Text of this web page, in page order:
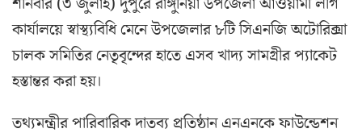
কার্যালয়ে স্বাস্থ্যবিধি মেনে উপজেলার ৮টি সিএনজি অটোরিক্সা
চালক সমিতির নেতৃবৃন্দের হাতে এসব খাদ্য সামগ্রীর প্যাকেট
হস্তান্তর করা হয়।
তথ্যমন্ত্রীর পারিবারিক দাতব্য প্রতিষ্ঠান এনএনকে ফাউন্ডেশন